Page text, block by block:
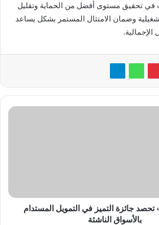
في تحقيق مستوى أفضل من الحماية وتقليل
وضمان الامتثال المستمر بشكل يساعد
تحصد جائزة التميز في التمويل المستدام
بالأسواق الناشئة